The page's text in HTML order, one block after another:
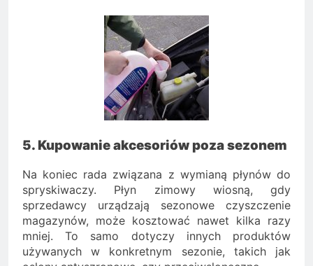
5. Kupowanie akcesoriów poza sezonem
Na koniec rada związana z wymianą płynów do
spryskiwaczy. Płyn zimowy wiosną, gdy
sprzedawcy urządzają sezonowe czyszczenie
magazynów, może kosztować nawet kilka razy
mniej. To samo dotyczy innych produktów
używanych w konkretnym sezonie, takich jak